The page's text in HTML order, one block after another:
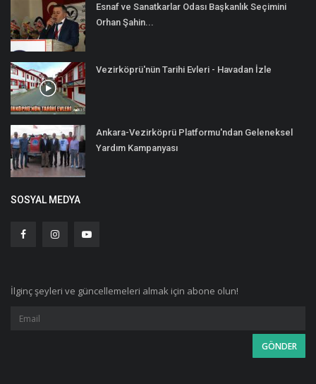
Esnaf ve Sanatkarlar Odası Başkanlık Seçimini
Orhan Şahin...
Vezirköprü'nün Tarihi Evleri - Havadan İzle
Ankara-Vezirköprü Platformu'ndan Geleneksel
Yardım Kampanyası
SOSYAL MEDYA
İlginç şeyleri ve güncellemeleri almak için abone olun!